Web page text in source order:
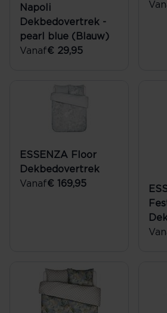
Napoli
Dekbedovertrek -
pearl blue (Blauw)
Vanaf€ 29,95
ESSENZA Floor
Dekbedovertrek
Vanaf€ 169,95